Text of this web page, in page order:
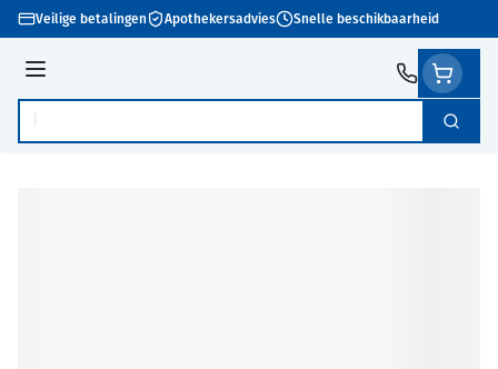
Ga naar de inhoud
Veilige betalingen Apothekersadvies Snelle beschikbaarheid
Menu
Product, merk, categorie... Zoek